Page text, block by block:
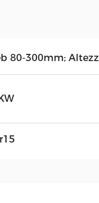
80-300mm;